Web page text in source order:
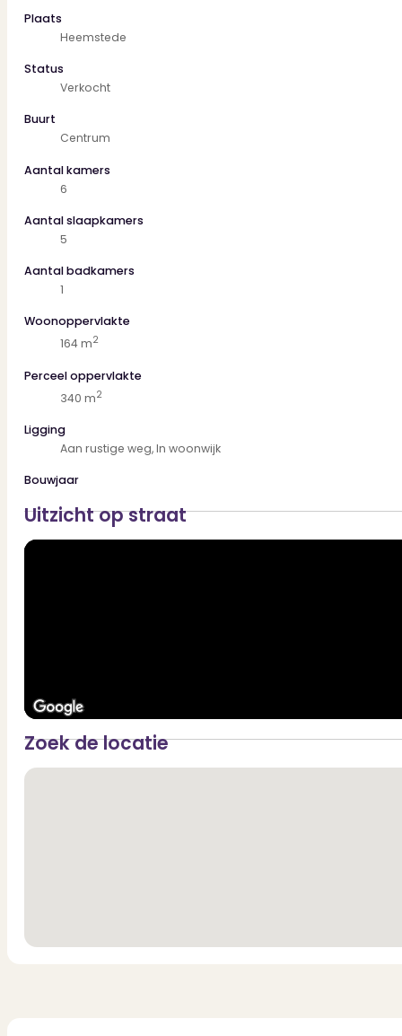
Bijzonderheden:
* Ruime kamers
* Parterre voorzien van aanbouw
* Stenen garage en oprit
* Voor indeling en maatvoering zie plattegronden
Plaats
Heemstede
Status
Verkocht
Buurt
Centrum
Aantal kamers
6
Aantal slaapkamers
5
Aantal badkamers
1
Woonoppervlakte
164 m2
Perceel oppervlakte
340 m2
Ligging
Aan rustige weg, In woonwijk
Bouwjaar
Uitzicht op straat
Zoek de locatie